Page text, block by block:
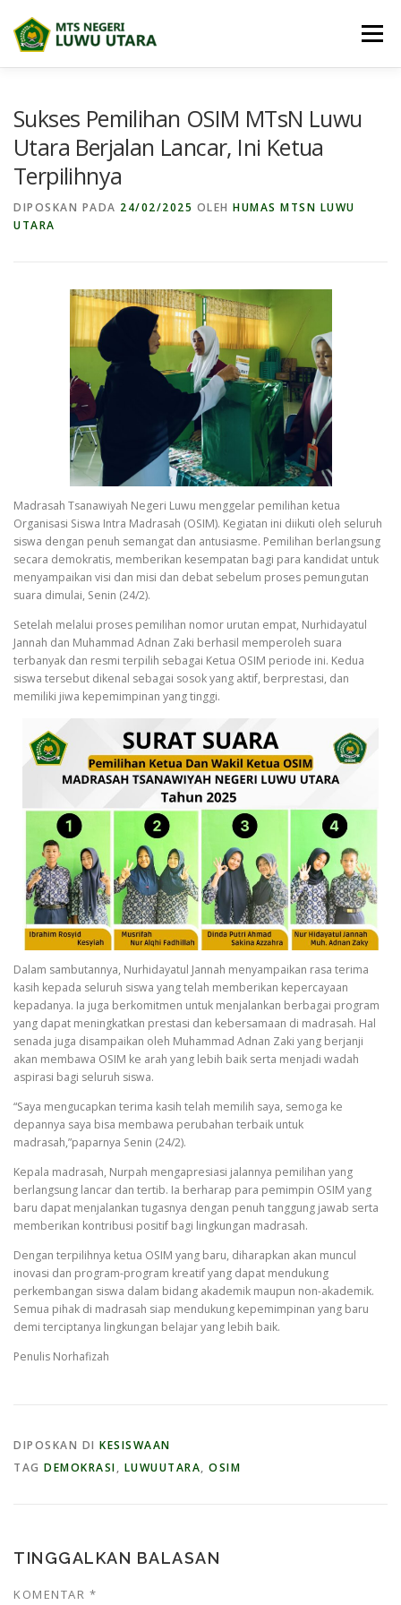
konten
Menu
BIDANG MADRASAH
Sukses Pemilihan OSIM MTsN Luwu
Utara Berjalan Lancar, Ini Ketua
Terpilihnya
DIPOSKAN PADA 24/02/2025 OLEH HUMAS MTSN LUWU
UTARA
Madrasah Tsanawiyah Negeri Luwu menggelar pemilihan ketua
Organisasi Siswa Intra Madrasah (OSIM). Kegiatan ini diikuti oleh seluruh
siswa dengan penuh semangat dan antusiasme. Pemilihan berlangsung
secara demokratis, memberikan kesempatan bagi para kandidat untuk
menyampaikan visi dan misi dan debat sebelum proses pemungutan
suara dimulai, Senin (24/2).
Setelah melalui proses pemilihan nomor urutan empat, Nurhidayatul
Jannah dan Muhammad Adnan Zaki berhasil memperoleh suara
terbanyak dan resmi terpilih sebagai Ketua OSIM periode ini. Kedua
siswa tersebut dikenal sebagai sosok yang aktif, berprestasi, dan
memiliki jiwa kepemimpinan yang tinggi.
Dalam sambutannya, Nurhidayatul Jannah menyampaikan rasa terima
kasih kepada seluruh siswa yang telah memberikan kepercayaan
kepadanya. Ia juga berkomitmen untuk menjalankan berbagai program
yang dapat meningkatkan prestasi dan kebersamaan di madrasah. Hal
senada juga disampaikan oleh Muhammad Adnan Zaki yang berjanji
akan membawa OSIM ke arah yang lebih baik serta menjadi wadah
aspirasi bagi seluruh siswa.
“Saya mengucapkan terima kasih telah memilih saya, semoga ke
depannya saya bisa membawa perubahan terbaik untuk
madrasah,”paparnya Senin (24/2).
Kepala madrasah, Nurpah mengapresiasi jalannya pemilihan yang
berlangsung lancar dan tertib. Ia berharap para pemimpin OSIM yang
baru dapat menjalankan tugasnya dengan penuh tanggung jawab serta
memberikan kontribusi positif bagi lingkungan madrasah.
Dengan terpilihnya ketua OSIM yang baru, diharapkan akan muncul
inovasi dan program-program kreatif yang dapat mendukung
perkembangan siswa dalam bidang akademik maupun non-akademik.
Semua pihak di madrasah siap mendukung kepemimpinan yang baru
demi terciptanya lingkungan belajar yang lebih baik.
Penulis Norhafizah
DIPOSKAN DI KESISWAAN
TAG DEMOKRASI, LUWUUTARA, OSIM
TINGGALKAN BALASAN
KOMENTAR *